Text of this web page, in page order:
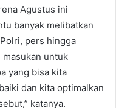
Agustus ini
banyak melibatkan
pers hingga
untuk
yang bisa kita
dan kita optimalkan
katanya.